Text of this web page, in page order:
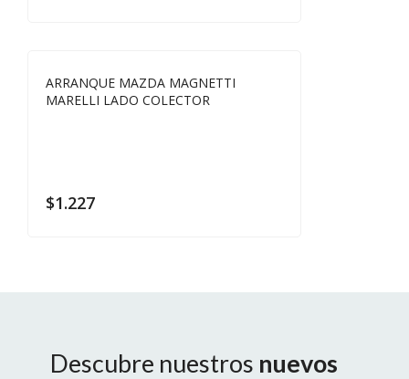
ARRANQUE MAZDA MAGNETTI
MARELLI LADO COLECTOR
$1.227
Descubre nuestros nuevos